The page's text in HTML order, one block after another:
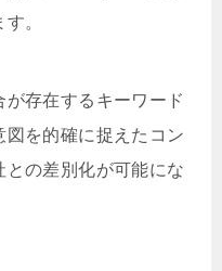
。
存在するキーワード
を的確に捉えたコン
の差別化が可能にな